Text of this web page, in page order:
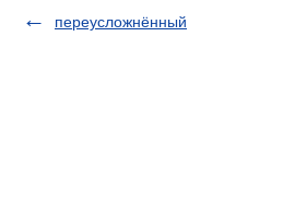
переусложнённый